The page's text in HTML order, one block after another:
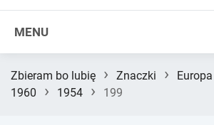
MENU
Zbieram bo lubię › Znaczki › Europa
1960
› 1954 › 199